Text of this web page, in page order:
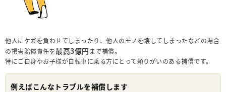
他人にケガを負わせてしまったり、他人のモノを壊してしまったなどの場合
の損害賠償責任を最高3億円 まで補償。
特にご自身やお子様が自転車に乗る方にとって頼りがいのある補償です。
例えばこんなトラブルを補償します